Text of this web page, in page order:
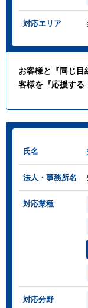
対応エリア
お客様と『同じ目
客様を『応援する
氏名
法人・事務所名
対応業種
対応分野